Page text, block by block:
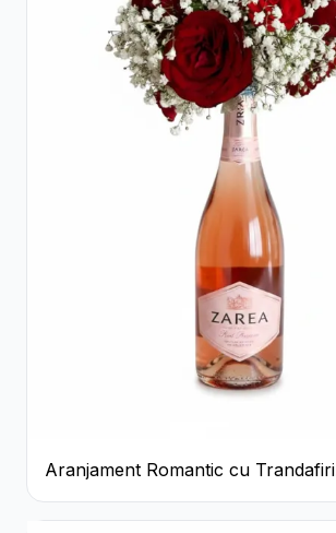
Aranjament Romantic cu Trandafiri
Roșii și Șampanie rose